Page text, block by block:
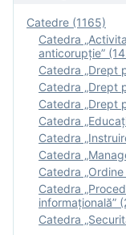
Catedre (1165)
Catedra
anticorupție”
Catedra „Drept
Catedra „Drept
Catedra „Drept
Catedra
Catedra
Catedra
Catedra
Catedra
informațională”
Catedra